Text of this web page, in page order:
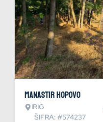
Manastir Hopovo
IRIG
ŠIFRA: #574237